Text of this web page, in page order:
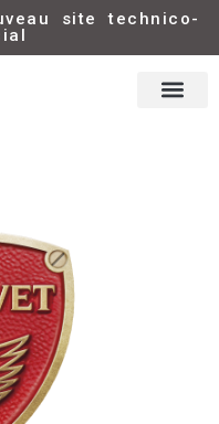
site technico-